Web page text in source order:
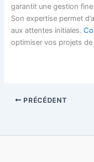
garantit une gestion
Son expertise permet
aux attentes initiales.
optimiser vos projets
PRÉCÉDENT